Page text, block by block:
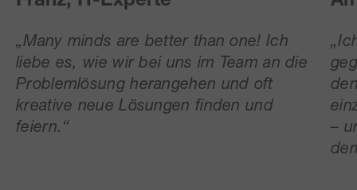
„Many minds are better than one! Ich
liebe es, wie wir bei uns im Team an die
Problemlösung herangehen und oft
kreative neue Lösungen finden und
feiern. “
„
–